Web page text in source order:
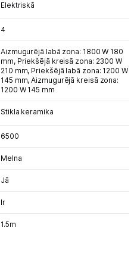
Elektriskā
4
Aizmugurējā labā zona: 1800 W 180
mm, Priekšējā kreisā zona: 2300 W
210 mm, Priekšējā labā zona: 1200 W
145 mm,Aizmugurējā kreisā zona:
1200 W 145 mm
Stikla keramika
6500
Melna
Jā
Ir
1.5m